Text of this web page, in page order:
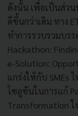
ดังนั้น เพื่อเป็นส่ว
ดีขึ้นกว่าเดิม ทาง
ทำการรวบรวมบร
Hackathon:
e-Solution:
แกร่งให้กับ SMEs
โซลูชันในการแก้
Transformation ใ